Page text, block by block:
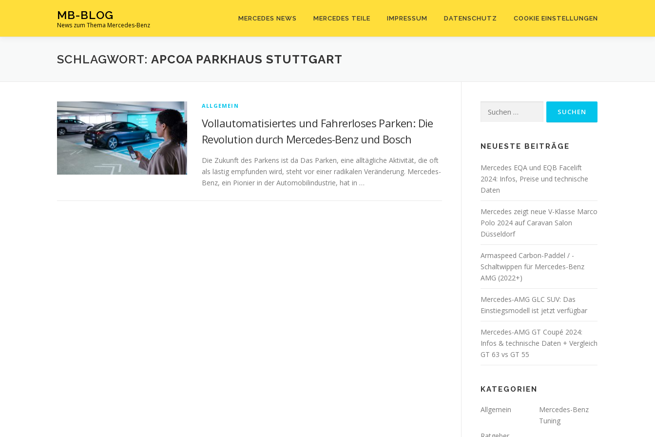
MB-BLOG
News zum Thema Mercedes-Benz
MERCEDES NEWS MERCEDES TEILE IMPRESSUM DATENSCHUTZ COOKIE EINSTELLUNGEN
SCHLAGWORT: APCOA PARKHAUS STUTTGART
ALLGEMEIN
Vollautomatisiertes und Fahrerloses Parken: Die
Revolution durch Mercedes-Benz und Bosch
Die Zukunft des Parkens ist da Das Parken, eine alltägliche Aktivität, die oft
als lästig empfunden wird, steht vor einer radikalen Veränderung. Mercedes-
Benz, ein Pionier in der Automobilindustrie, hat in …
nach:
NEUESTE BEITRÄGE
Mercedes EQA und EQB Facelift
2024: Infos, Preise und technische
Daten
Mercedes zeigt neue V-Klasse Marco
Polo 2024 auf Caravan Salon
Düsseldorf
Armaspeed Carbon-Paddel / -
Schaltwippen für Mercedes-Benz
AMG (2022+)
Mercedes-AMG GLC SUV: Das
Einstiegsmodell ist jetzt verfügbar
Mercedes-AMG GT Coupé 2024:
Infos & technische Daten + Vergleich
GT 63 vs GT 55
KATEGORIEN
Allgemein
Mercedes-Benz
Tuning